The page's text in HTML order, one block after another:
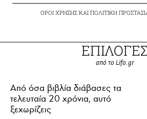
ΟΡΟΙ ΧΡΗΣΗΣΚΑΙ ΠΟΛΙΤΙΚΗ
από το Lifo.gr
Από όσα βιβλία διάβασες τα
τελευταία 20 χρόνια, αυτό
ξεχωρίζεις